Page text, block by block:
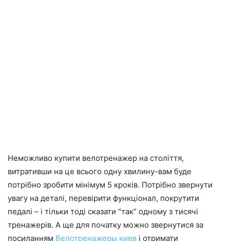
Неможливо купити велотренажер на століття,
витративши на це всього одну хвилину-вам буде
потрібно зробити мінімум 5 кроків. Потрібно звернути
увагу на деталі, перевірити функціонал, покрутити
педалі – і тільки тоді сказати “так” одному з тисячі
тренажерів. А ще для початку можно звернутися за
посиланням Велотренажеры киев і отримати